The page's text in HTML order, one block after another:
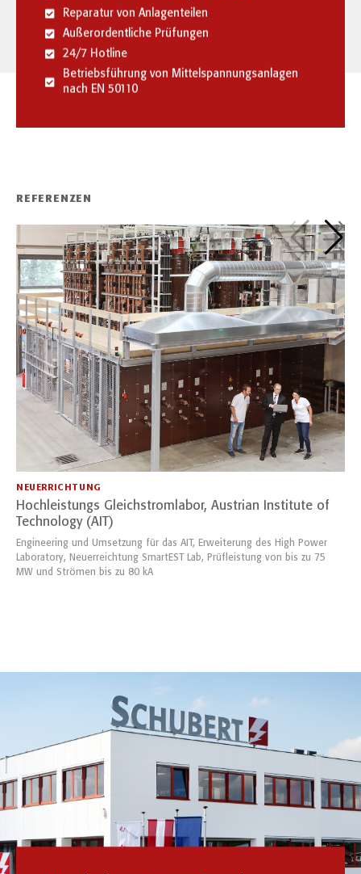
Reparatur von Anlagenteilen
Außerordentliche Prüfungen
24/7 Hotline
Betriebsführung von Mittelspannungsanlagen
nach EN 50110
REFERENZEN
NEUERRICHTUNG
Hochleistungs Gleichstromlabor, Austrian Institute of
Technology (AIT)
Engineering und Umsetzung für das AIT, Erweiterung des High Power
Laboratory, Neuerreichtung SmartEST Lab, Prüfleistung von bis zu 75
MW und Strömen bis zu 80 kA